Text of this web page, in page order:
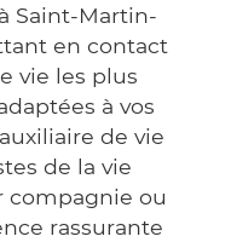
Saint-Martin-
en contact
vie les plus
à vos
de vie
de la vie
compagnie ou
rassurante